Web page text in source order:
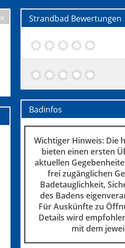
Strandbad Bewertungen
Badinfos
Wichtiger Hinweis: Die
bieten einen ersten
aktuellen
frei zugänglichen
Badetauglichkeit,
des Badens
Für Auskünfte zu
Details wird
mit dem